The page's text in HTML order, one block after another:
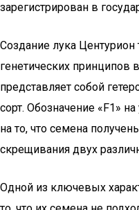
зарегистрирован в
Создание лука
генетических принципов
представляет собой
сорт. Обозначение «F1»
на то, что семена
скрещивания двух
Одной из ключевых